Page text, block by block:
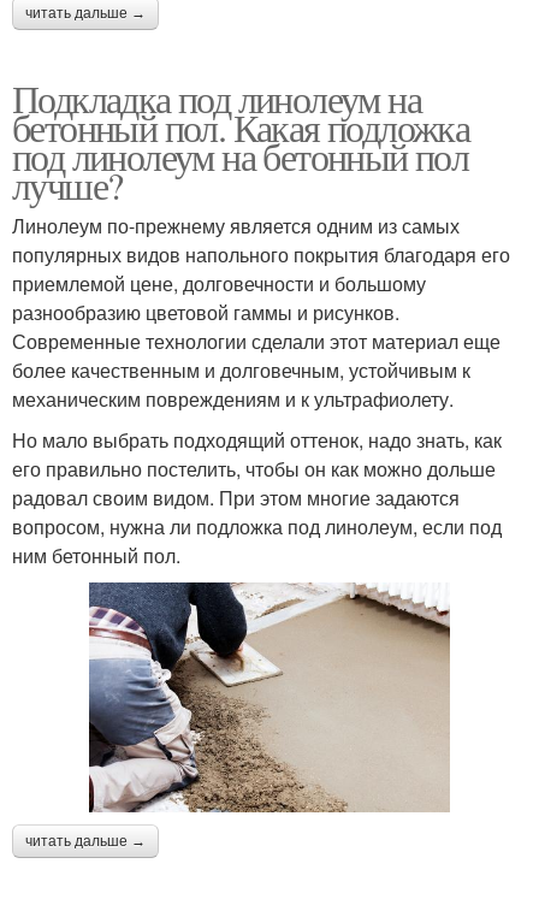
читать дальше →
Подкладка под линолеум на
бетонный пол. Какая подложка
под линолеум на бетонный пол
лучше?
Линолеум по-прежнему является одним из самых
популярных видов напольного покрытия благодаря его
приемлемой цене, долговечности и большому
разнообразию цветовой гаммы и рисунков.
Современные технологии сделали этот материал еще
более качественным и долговечным, устойчивым к
механическим повреждениям и к ультрафиолету.
Но мало выбрать подходящий оттенок, надо знать, как
его правильно постелить, чтобы он как можно дольше
радовал своим видом. При этом многие задаются
вопросом, нужна ли подложка под линолеум, если под
ним бетонный пол.
читать дальше →